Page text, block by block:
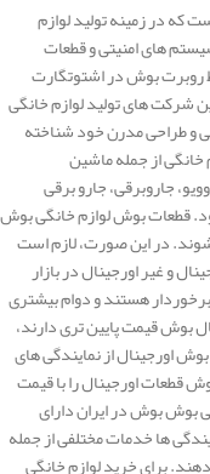
در زمینه تولید لوازم
های امنیتی و قطعات
می کند. این شرکت در سال 1886 توسط روبرت بوش در اشتوتگارت
شرکت های تولید لوازم خانگی
و طراحی مدرن خود شناخته
از جمله ماشین
جاروبرقی، جارو برقی
قطعات بوش لوازم خانگی بوش
در این صورت، لازم است
و غیر اورجینال در بازار
هستند و دوام بیشتری
بوش قیمت پایین تری دارند،
اورجینال از نمایندگی های
قطعات اورجینال را با قیمت
بوش در ایران دارای
ها خدمات مختلفی از جمله
برای خرید لوازم خانگی